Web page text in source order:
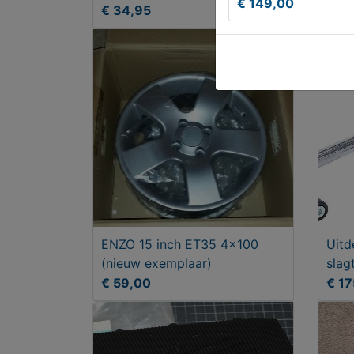
€ 34,95
ENZO 15 inch ET35 4x100
(nieuw exemplaar)
€ 59,00
€